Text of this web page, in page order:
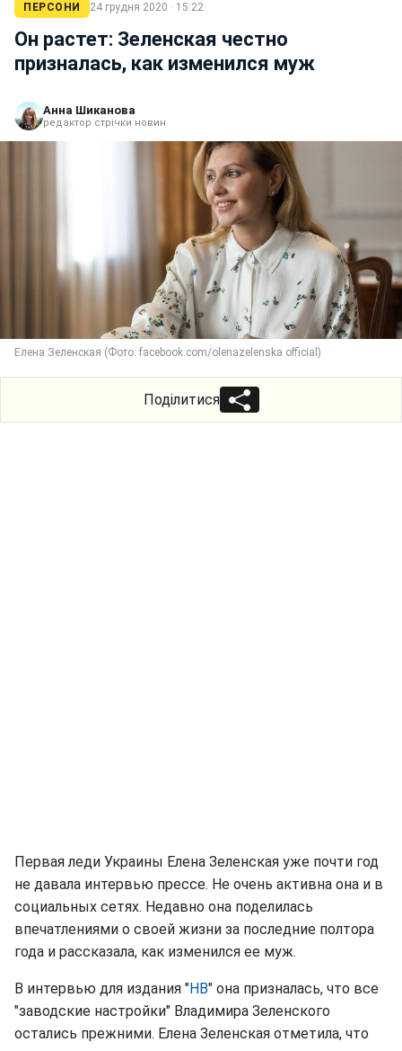
ПЕРСОНИ 24 грудня 2020 · 15:22
Он растет: Зеленская честно
призналась, как изменился муж
Анна Шиканова
редактор стрічки новин
Елена Зеленская (Фото: facebook.com/olenazelenska official)
Поділитися
Первая леди Украины Елена Зеленская уже почти год
не давала интервью прессе. Не очень активна она и в
социальных сетях. Недавно она поделилась
впечатлениями о своей жизни за последние полтора
года и рассказала, как изменился ее муж.
В интервью для издания "НВ" она призналась, что все
"заводские настройки" Владимира Зеленского
остались прежними. Елена Зеленская отметила, что